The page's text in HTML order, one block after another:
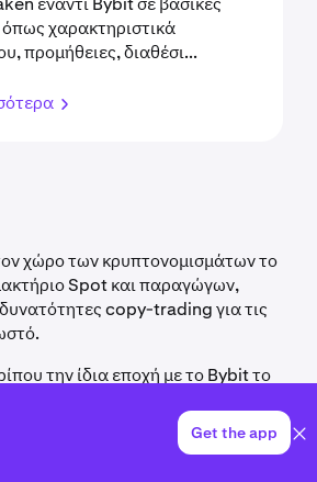
Get the app
χαρακτηριστικά
προμήθειες, διαθέσι...
χώρο των κρυπτονομισμάτων το
Spot και παραγώγων,
copy-trading για τις
την ίδια εποχή με το Bybit το
ισχυρή παρουσία στον
εκατ. χρήστες σύμφωνα με τα
στοιχεία. Σήμερα κατατάσσεται